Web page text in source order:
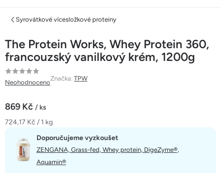
Syrovátkové vícesložkové proteiny
The Protein Works, Whey Protein 360,
francouzský vanilkový krém, 1200g
Průměrné
hodnocení
je
0,0
hvězdiček.
Neohodnoceno
Značka: TPW
869 Kč / ks
Měrná
724,17 Kč / 1 kg
Doporučujeme vyzkoušet
ZENGANA, Grass-fed, Whey protein, DigeZyme®,
Aquamin®